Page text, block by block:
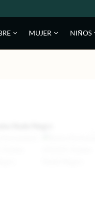
MUJER NIÑOS